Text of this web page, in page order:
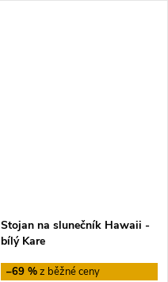
Stojan na slunečník Hawaii -
bílý Kare
–69 %